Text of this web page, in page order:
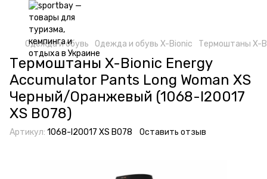
Одежда и обувь Одежда и обувь X-Bionic Термоштаны X-
Термоштаны X-Bionic Energy
Accumulator Pants Long Woman XS
Черный/Оранжевый (1068-I20017
XS B078)
Артикул: 1068-I20017 XS B078 Оставить отзыв